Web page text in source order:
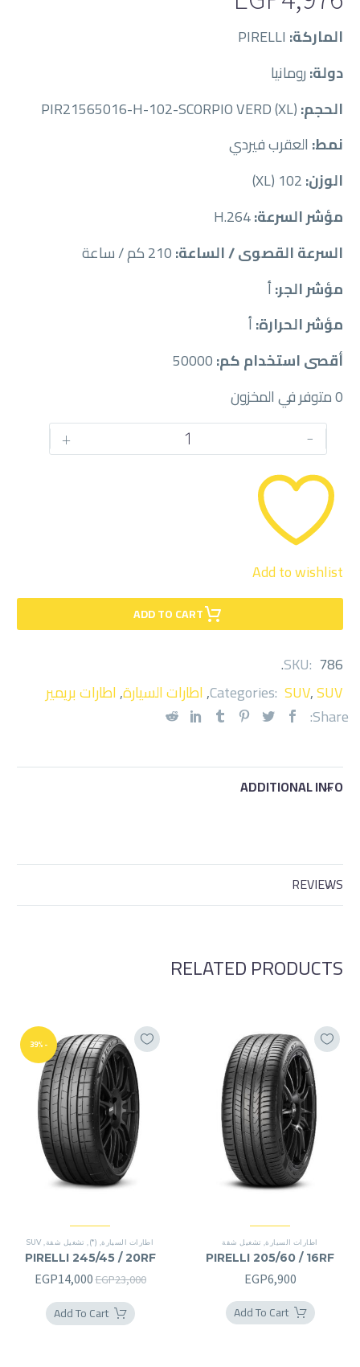
الماركة:
دولة:رومانيا
الحجم:
نمط: العقرب فيردي
الوزن:
مؤشر السرعة:
السرعة القصوى / الساعة:
مؤشر الجر:أ
مؤشر الحرارة:أ
أقصى استخدام كم:
0 متوفر في المخزون
-
كمية
بيريلي
215/65/16
+
ADD TO CART
Add to wishlist
SKU: 786
.
Categories: SUV,SUV
,اطارات السيارة,اطارات بريمير
Share:
ADDITIONAL INFO
REVIEWS
RELATED PRODUCTS
اطارات السيارة, تشغيل شقة
PIRELLI 205/60 / 16RF
EGP6,900
Add To Cart
-39%
اطارات السيارة,
(*)
, تشغيل شقة,
SUV
PIRELLI 245/45 / 20RF
EGP23,000
السعر
الأصلي
هو:
EGP14,000
Add To Cart